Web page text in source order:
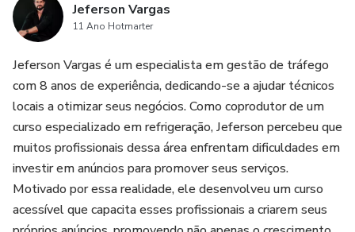
Jeferson Vargas
11 Ano Hotmarter
Jeferson Vargas é um especialista em gestão de tráfego
com 8 anos de experiência, dedicando-se a ajudar técnicos
locais a otimizar seus negócios. Como coprodutor de um
curso especializado em refrigeração, Jeferson percebeu que
muitos profissionais dessa área enfrentam dificuldades em
investir em anúncios para promover seus serviços.
Motivado por essa realidade, ele desenvolveu um curso
acessível que capacita esses profissionais a criarem seus